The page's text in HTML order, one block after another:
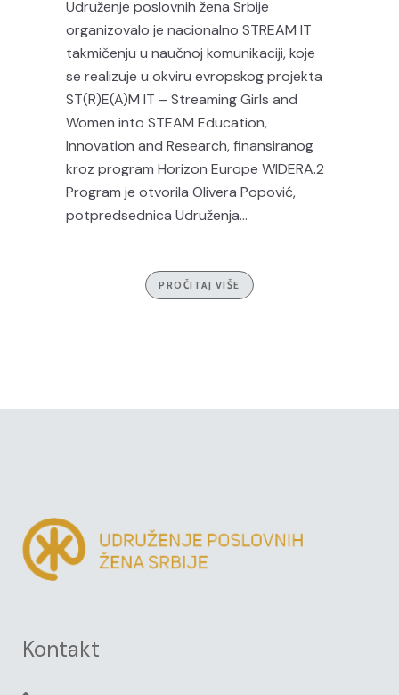
Udruženje poslovnih žena Srbije
organizovalo je nacionalno STREAM IT
takmičenju u naučnoj komunikaciji, koje
se realizuje u okviru evropskog projekta
ST(R)E(A)M IT – Streaming Girls and
Women into STEAM Education,
Innovation and Research, finansiranog
kroz program Horizon Europe WIDERA.2
Program je otvorila Olivera Popović,
potpredsednica Udruženja...
PROČITAJ VIŠE
Kontakt